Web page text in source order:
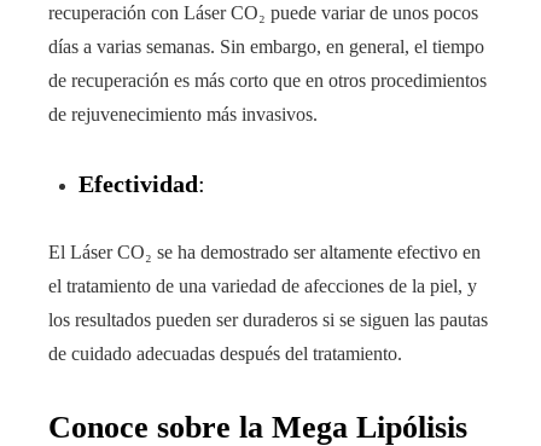
recuperación con Láser CO₂ puede variar de unos pocos
días a varias semanas. Sin embargo, en general, el tiempo
de recuperación es más corto que en otros procedimientos
de rejuvenecimiento más invasivos.
Efectividad:
El Láser CO₂ se ha demostrado ser altamente efectivo en
el tratamiento de una variedad de afecciones de la piel, y
los resultados pueden ser duraderos si se siguen las pautas
de cuidado adecuadas después del tratamiento.
Conoce sobre la Mega Lipólisis